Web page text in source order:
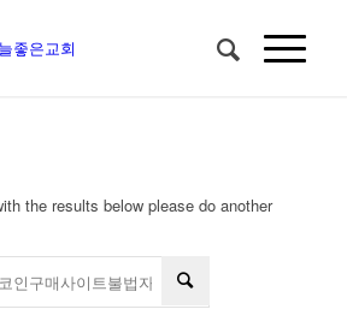
the results below please do another